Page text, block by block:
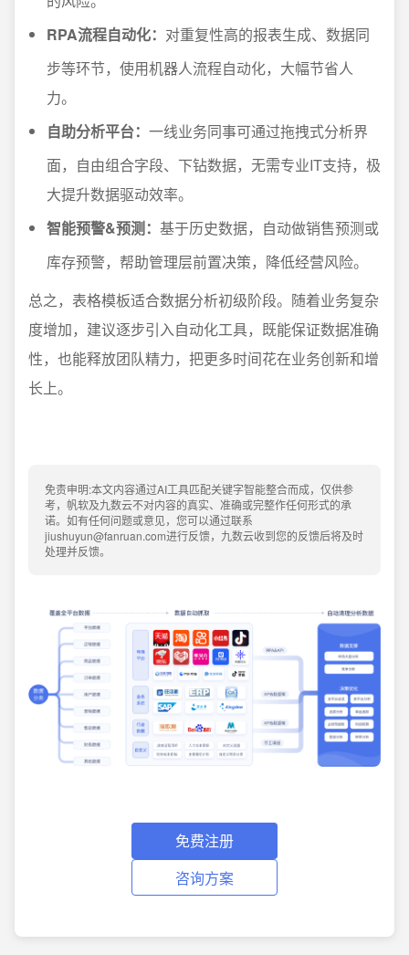
RPA流程自动化： 对重复性高的报表生成、数据同
步等环节，使用机器人流程自动化，大幅节省人
力。
自助分析平台： 一线业务同事可通过拖拽式分析界
面，自由组合字段、下钻数据，无需专业IT支持，极
大提升数据驱动效率。
智能预警&预测： 基于历史数据，自动做销售预测或
库存预警，帮助管理层前置决策，降低经营风险。
总之，表格模板适合数据分析初级阶段。随着业务复杂
度增加，建议逐步引入自动化工具，既能保证数据准确
性，也能释放团队精力，把更多时间花在业务创新和增
长上。
免责申明:本文内容通过AI工具匹配关键字智能整合而成，仅供参
考，帆软及九数云不对内容的真实、准确或完整作任何形式的承
诺。如有任何问题或意见，您可以通过联系
jiushuyun@fanruan.com进行反馈，九数云收到您的反馈后将及时
处理并反馈。
免费注册
咨询方案